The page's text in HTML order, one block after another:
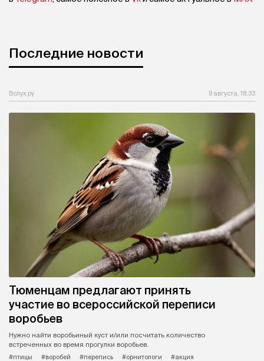
Последние новости
Вслух.ру 9 августа, 18:33
Тюменцам предлагают принять
участие во всероссийской переписи
воробьев
Нужно найти воробьиный куст и/или посчитать количество
встреченных во время прогулки воробьев.
#птицы
#воробей #перепись #орнитологи
#акция